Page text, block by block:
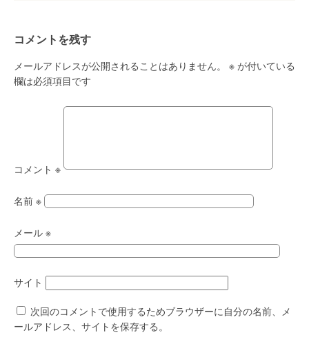
イ
ズ
コメントを残す
メールアドレスが公開されることはありません。 ※ が付いている
欄は必須項目です
コメント ※
名前 ※
メール ※
サイト
次回のコメントで使用するためブラウザーに自分の名前、メ
ールアドレス、サイトを保存する。